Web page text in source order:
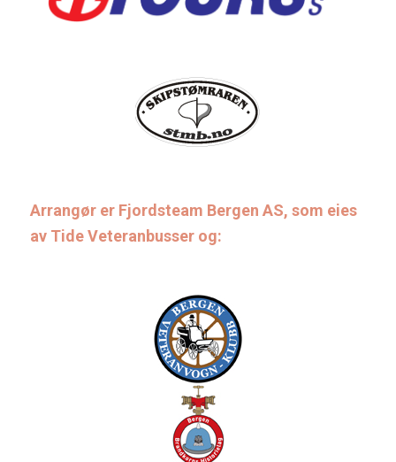
Arrangør er Fjordsteam Bergen AS, som eies
av Tide Veteranbusser og: